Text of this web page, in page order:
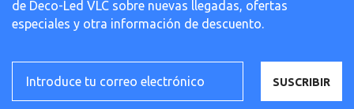
de Deco-Led VLC sobre nuevas llegadas, ofertas
especiales y otra información de descuento.
SUSCRIBIR